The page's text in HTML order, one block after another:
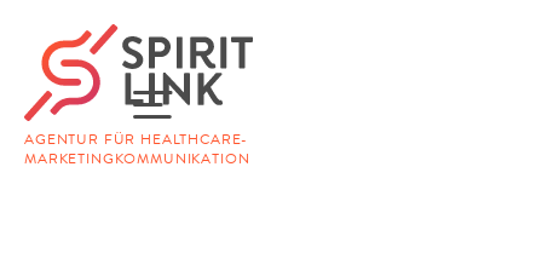
AGENTUR FÜR HEALTHCARE-
MARKETINGKOMMUNIKATION